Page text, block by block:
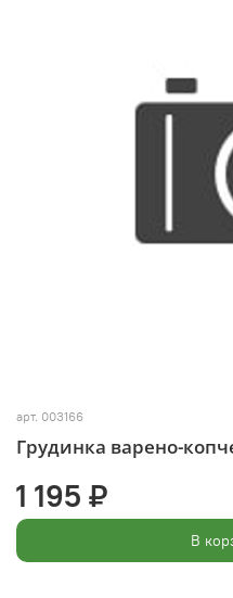
арт. 003166
Грудинка варено-
1 195 ₽
В